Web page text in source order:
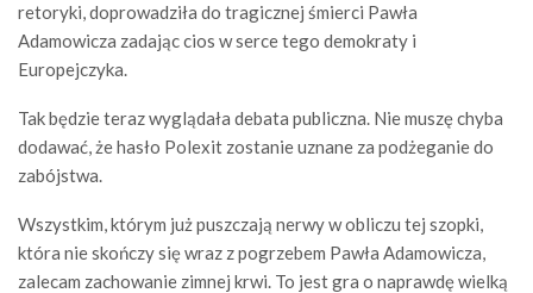
retoryki, doprowadziła do tragicznej śmierci Pawła
Adamowicza zadając cios w serce tego demokraty i
Europejczyka.
Tak będzie teraz wyglądała debata publiczna. Nie muszę chyba
dodawać, że hasło Polexit zostanie uznane za podżeganie do
zabójstwa.
Wszystkim, którym już puszczają nerwy w obliczu tej szopki,
która nie skończy się wraz z pogrzebem Pawła Adamowicza,
zalecam zachowanie zimnej krwi. To jest gra o naprawdę wielką